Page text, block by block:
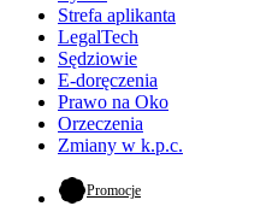
Strefa aplikanta
LegalTech
Sędziowie
E-doręczenia
Prawo na Oko
Orzeczenia
Zmiany w k.p.c.
Promocje- otwiera się w nowej